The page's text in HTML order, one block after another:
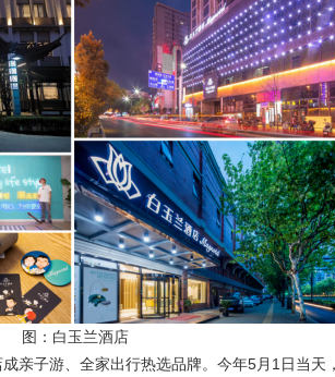
图：白玉兰酒店
子游、全家出行热选品牌。今年5月1日当天